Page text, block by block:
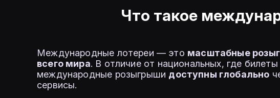
Что такое
Международные лотереи — это масштабные
всего мира. В отличие от национальных, где
международные розыгрыши доступны глобально
сервисы.